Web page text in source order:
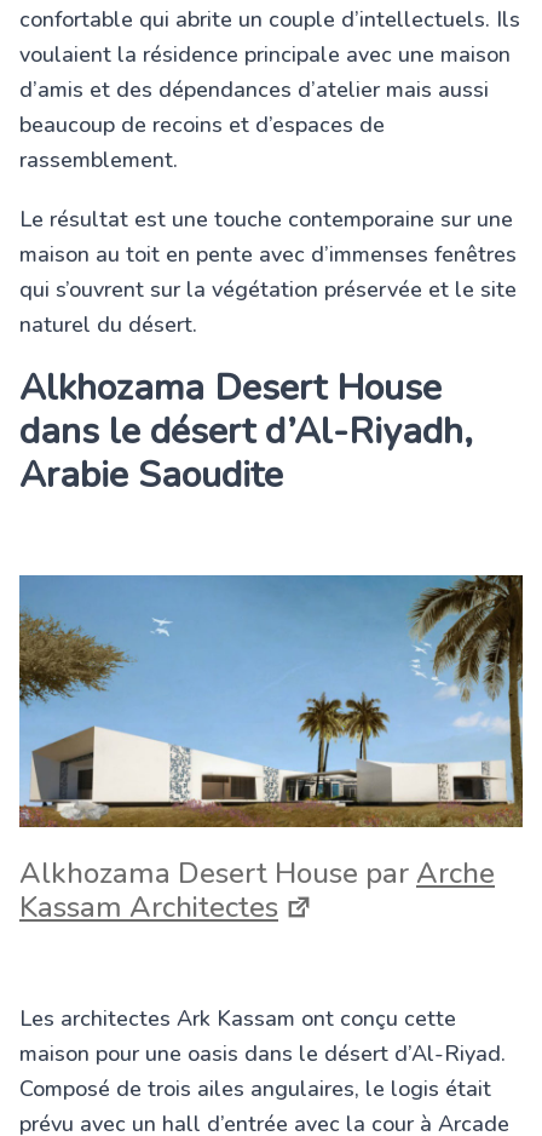
confortable qui abrite un couple d’intellectuels. Ils
voulaient la résidence principale avec une maison
d’amis et des dépendances d’atelier mais aussi
beaucoup de recoins et d’espaces de
rassemblement.
Le résultat est une touche contemporaine sur une
maison au toit en pente avec d’immenses fenêtres
qui s’ouvrent sur la végétation préservée et le site
naturel du désert.
Alkhozama Desert House
dans le désert d’Al-Riyadh,
Arabie Saoudite
Alkhozama Desert House par Arche
Kassam Architectes
Les architectes Ark Kassam ont conçu cette
maison pour une oasis dans le désert d’Al-Riyad.
Composé de trois ailes angulaires, le logis était
prévu avec un hall d’entrée avec la cour à Arcade